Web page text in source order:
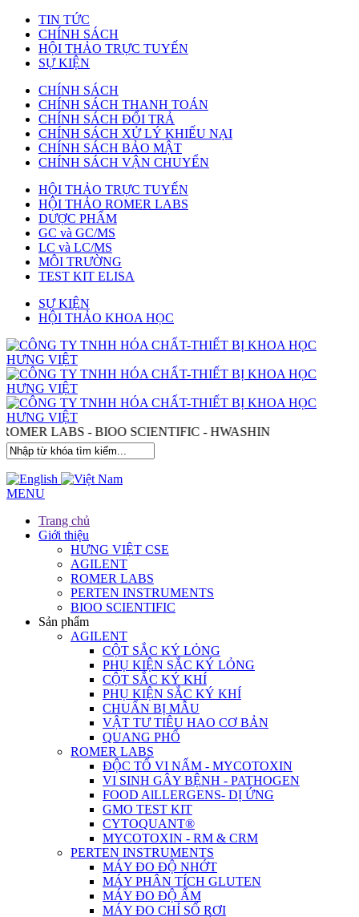
TIN TỨC
CHÍNH SÁCH
HỘI THẢO TRỰC TUYẾN
SỰ KIỆN
CHÍNH SÁCH
CHÍNH SÁCH THANH TOÁN
CHÍNH SÁCH ĐỔI TRẢ
CHÍNH SÁCH XỬ LÝ KHIẾU NẠI
CHÍNH SÁCH BẢO MẬT
CHÍNH SÁCH VẬN CHUYỂN
HỘI THẢO TRỰC TUYẾN
HỘI THẢO ROMER LABS
DƯỢC PHẨM
GC và GC/MS
LC và LC/MS
MÔI TRƯỜNG
TEST KIT ELISA
SỰ KIỆN
HỘI THẢO KHOA HỌC
ROMER LABS - BIOO SCIENTIFIC - HWASHIN
MENU
Trang chủ
Giới thiệu
HƯNG VIỆT CSE
AGILENT
ROMER LABS
PERTEN INSTRUMENTS
BIOO SCIENTIFIC
Sản phẩm
AGILENT
CỘT SẮC KÝ LỎNG
PHỤ KIỆN SẮC KÝ LỎNG
CỘT SẮC KÝ KHÍ
PHỤ KIỆN SẮC KÝ KHÍ
CHUẨN BỊ MẪU
VẬT TƯ TIÊU HAO CƠ BẢN
QUANG PHỔ
ROMER LABS
ĐỘC TỐ VI NẤM - MYCOTOXIN
VI SINH GÂY BỆNH - PATHOGEN
FOOD AlLLERGENS- DỊ ỨNG
GMO TEST KIT
CYTOQUANT®
MYCOTOXIN - RM & CRM
PERTEN INSTRUMENTS
MÁY ĐO ĐỘ NHỚT
MÁY PHÂN TÍCH GLUTEN
MÁY ĐO ĐỘ ẨM
MÁY ĐO CHỈ SỐ RƠI